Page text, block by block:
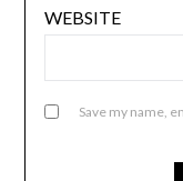
WEBSITE
Save my name,